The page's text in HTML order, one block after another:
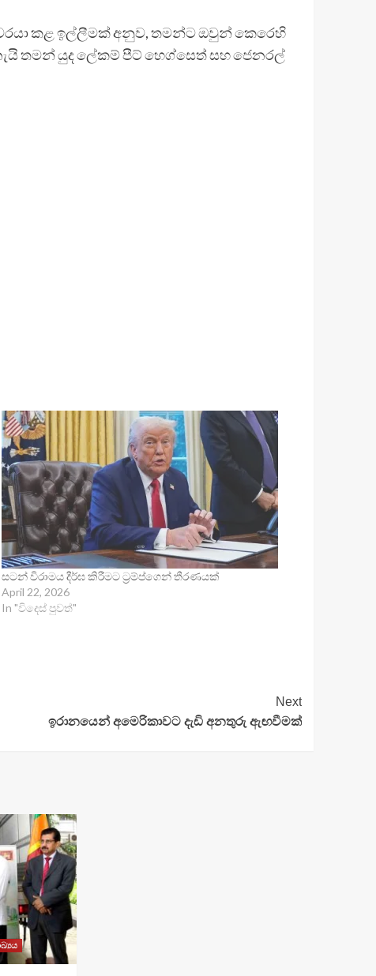
කළ ඉල්ලීමක් අනුව, තමන්ට ඔවුන් කෙරෙහි
තමන් යුද ලේකම් පීට් හෙග්සෙත් සහ ජෙනරල්
සටන් විරාමය දීර්ඝ කිරීමට ට්‍රම්ප්ගෙන් තීරණයක්
April 22, 2026
In "විදෙස් පුවත්"
Next
ඉරානයෙන් අමෙරිකාවට දැඩි අනතුරු ඇඟවීමක්